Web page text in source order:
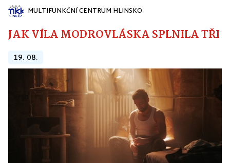
MULTIFUNKČNÍ CENTRUM HLINSKO
JAK VÍLA MODROVLÁSKA SPLNILA
19. 08.